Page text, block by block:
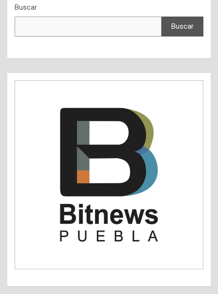
Buscar
Buscar